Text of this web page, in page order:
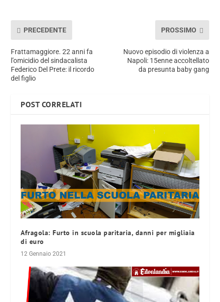
PRECEDENTE
Frattamaggiore. 22 anni fa
l’omicidio del sindacalista
Federico Del Prete: il ricordo
del figlio
PROSSIMO
Nuovo episodio di violenza a
Napoli: 15enne accoltellato
da presunta baby gang
POST CORRELATI
Afragola: Furto in scuola paritaria, danni per migliaia
di euro
12 Gennaio 2021